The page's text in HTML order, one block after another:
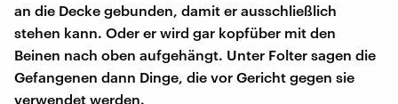
an die Decke gebunden, damit er ausschließlich
stehen kann. Oder er wird gar kopfüber mit den
Beinen nach oben aufgehängt. Unter Folter sagen die
Gefangenen dann Dinge, die vor Gericht gegen sie
verwendet werden.